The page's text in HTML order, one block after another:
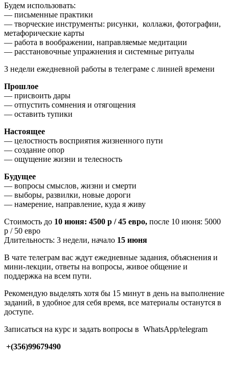
Будем использовать:
— письменные практики
— творческие инструменты: рисунки, коллажи, фотографии,
метафорические карты
— работа в воображении, направляемые медитации
— расстановочные упражнения и системные ритуалы
3 недели ежедневной работы в телеграме с линией времени
Прошлое
— присвоить дары
— отпустить сомнения и отягощения
— оставить тупики
Настоящее
— целостность восприятия жизненного пути
— создание опор
— ощущение жизни и телесность
Будущее
— вопросы смыслов, жизни и смерти
— выборы, развилки, новые дороги
— намерение, направление, куда я живу
Стоимость до 10 июня: 4500 р / 45 евро, после 10 июня: 5000
р / 50 евро
Длительность: 3 недели, начало 15 июня
В чате телеграм вас ждут ежедневные задания, объяснения и
мини-лекции, ответы на вопросы, живое общение и
поддержка на всем пути.
Рекомендую выделять хотя бы 15 минут в день на выполнение
заданий, в удобное для себя время, все материалы останутся в
доступе.
Записаться на курс и задать вопросы в WhatsApp/telegram
+(356)99679490